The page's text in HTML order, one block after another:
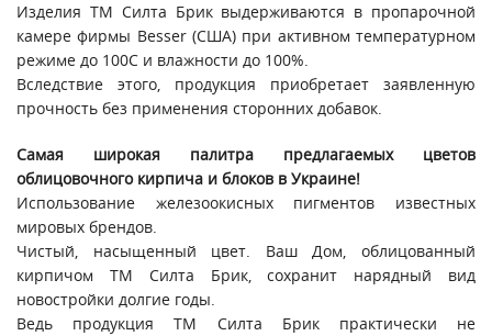
Изделия ТМ Силта Брик выдерживаются в пропарочной
камере фирмы Besser (США) при активном температурном
режиме до 100С и влажности до 100%.
Вследствие этого, продукция приобретает заявленную
прочность без применения сторонних добавок.
Самая широкая палитра предлагаемых цветов
облицовочного кирпича и блоков в Украине!
Использование железоокисных пигментов известных
мировых брендов.
Чистый, насыщенный цвет. Ваш Дом, облицованный
кирпичом ТМ Силта Брик, сохранит нарядный вид
новостройки долгие годы.
Ведь продукция ТМ Силта Брик практически не